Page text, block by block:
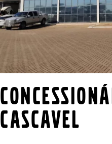
Cascavel